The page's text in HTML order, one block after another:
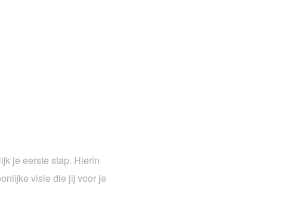
je eerste stap. Hierin
visie die jij voor je